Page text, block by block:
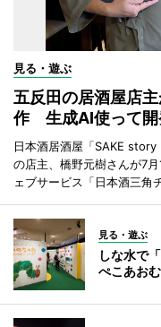
見る・遊ぶ
五反田の居酒屋店
作 生成AI使って開
日本酒居酒屋「SAKE story
の店主、橋野元樹さんが7
ェブサービス「日本酒三角
見る・遊ぶ
しな水で
ぺこあお